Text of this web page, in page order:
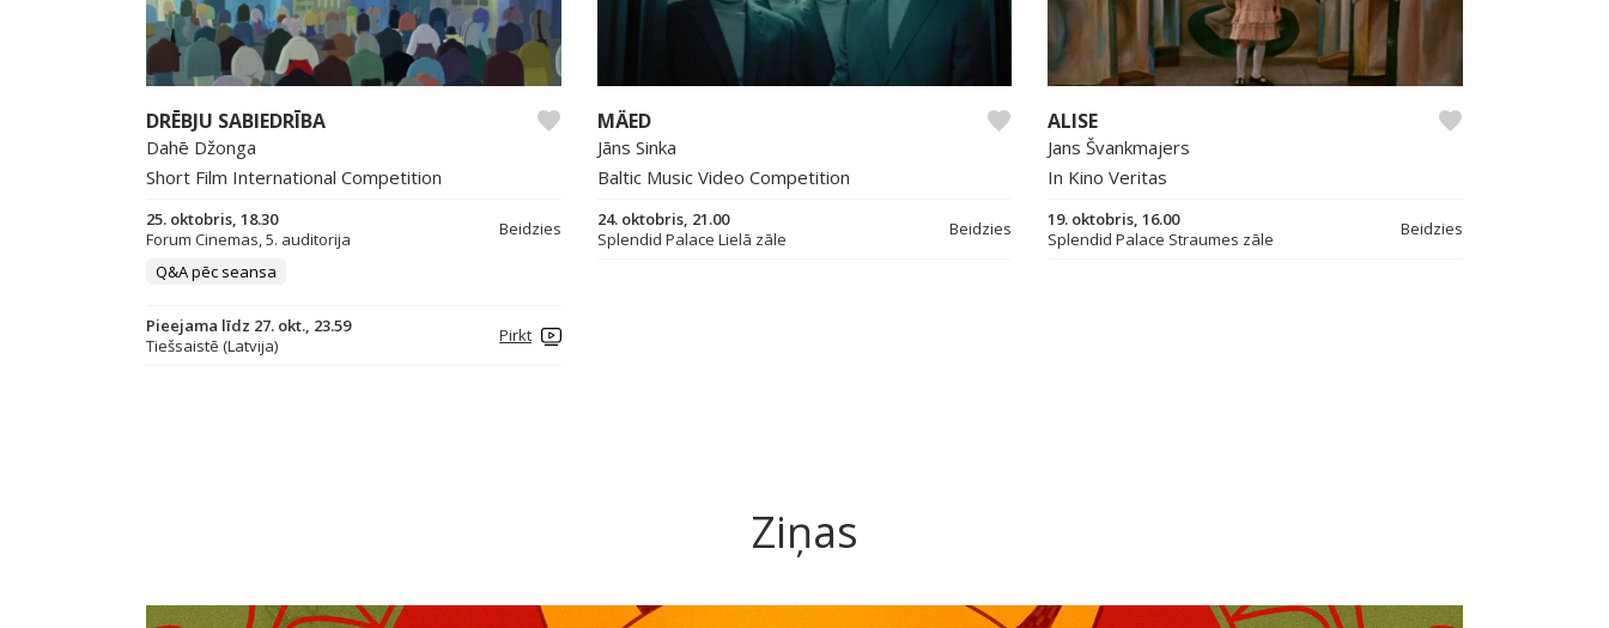
DRĒBJU SABIEDRĪBA
Dahē Džonga
Short Film International Competition
25. oktobris, 18.30
Forum Cinemas, 5. auditorija
Beidzies
Q&A pēc seansa
Pieejama līdz 27. okt., 23.59
Tiešsaistē (Latvija)
Pirkt
MÄED
Jāns Sinka
Baltic Music Video Competition
24. oktobris, 21.00
Splendid Palace Lielā zāle
Beidzies
ALISE
Jans Švankmajers
In Kino Veritas
19. oktobris, 16.00
Splendid Palace Straumes zāle
Beidzies
Ziņas